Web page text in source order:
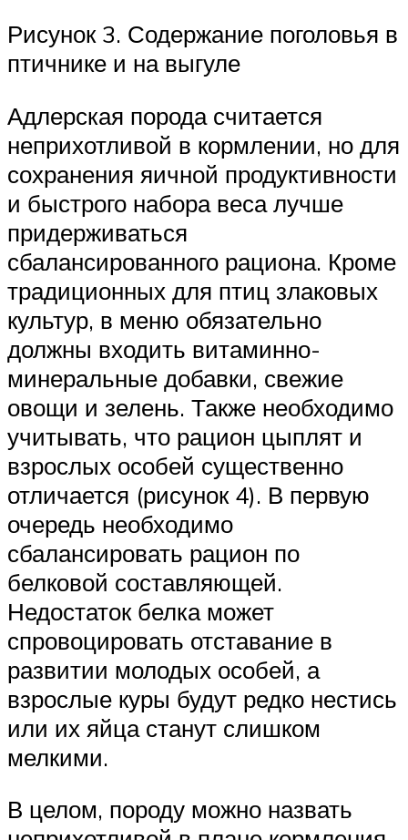
Рисунок 3. Содержание поголовья в
птичнике и на выгуле
Адлерская порода считается
неприхотливой в кормлении, но для
сохранения яичной продуктивности
и быстрого набора веса лучше
придерживаться
сбалансированного рациона. Кроме
традиционных для птиц злаковых
культур, в меню обязательно
должны входить витаминно-
минеральные добавки, свежие
овощи и зелень. Также необходимо
учитывать, что рацион цыплят и
взрослых особей существенно
отличается (рисунок 4). В первую
очередь необходимо
сбалансировать рацион по
белковой составляющей.
Недостаток белка может
спровоцировать отставание в
развитии молодых особей, а
взрослые куры будут редко нестись
или их яйца станут слишком
мелкими.
В целом, породу можно назвать